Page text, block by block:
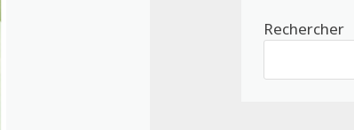
Rechercher